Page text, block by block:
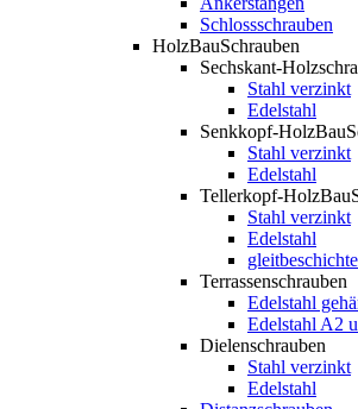
Schlossschrauben
HolzBauSchrauben
Sechskant-
Stahl verzinkt
Edelstahl
Senkkopf-
Stahl verzinkt
Edelstahl
Tellerkopf-
Stahl verzinkt
Edelstahl
Terrassenschrauben
Edelstahl
Edelstahl A2
Dielenschrauben
Stahl verzinkt
Edelstahl